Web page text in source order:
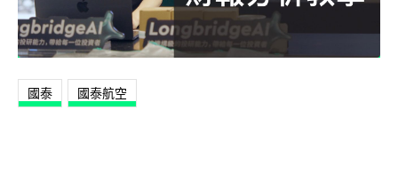
國泰 國泰航空